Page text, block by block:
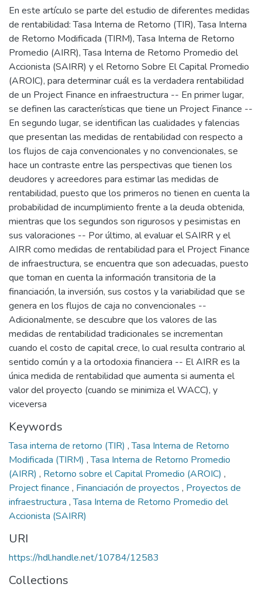
En este artículo se parte del estudio de diferentes medidas
de rentabilidad: Tasa Interna de Retorno (TIR), Tasa Interna
de Retorno Modificada (TIRM), Tasa Interna de Retorno
Promedio (AIRR), Tasa Interna de Retorno Promedio del
Accionista (SAIRR) y el Retorno Sobre El Capital Promedio
(AROIC), para determinar cuál es la verdadera rentabilidad
de un Project Finance en infraestructura -- En primer lugar,
se definen las características que tiene un Project Finance --
En segundo lugar, se identifican las cualidades y falencias
que presentan las medidas de rentabilidad con respecto a
los flujos de caja convencionales y no convencionales, se
hace un contraste entre las perspectivas que tienen los
deudores y acreedores para estimar las medidas de
rentabilidad, puesto que los primeros no tienen en cuenta la
probabilidad de incumplimiento frente a la deuda obtenida,
mientras que los segundos son rigurosos y pesimistas en
sus valoraciones -- Por último, al evaluar el SAIRR y el
AIRR como medidas de rentabilidad para el Project Finance
de infraestructura, se encuentra que son adecuadas, puesto
que toman en cuenta la información transitoria de la
financiación, la inversión, sus costos y la variabilidad que se
genera en los flujos de caja no convencionales --
Adicionalmente, se descubre que los valores de las
medidas de rentabilidad tradicionales se incrementan
cuando el costo de capital crece, lo cual resulta contrario al
sentido común y a la ortodoxia financiera -- El AIRR es la
única medida de rentabilidad que aumenta si aumenta el
valor del proyecto (cuando se minimiza el WACC), y
viceversa
Keywords
Tasa interna de retorno (TIR) ,Tasa Interna de Retorno
Modificada (TIRM) ,Tasa Interna de Retorno Promedio
(AIRR) , Retorno sobre el Capital Promedio (AROIC) ,
Project finance , Financiación de proyectos , Proyectos de
infraestructura ,Tasa Interna de Retorno Promedio del
Accionista (SAIRR)
URI
https://hdl.handle.net/10784/12583
Collections